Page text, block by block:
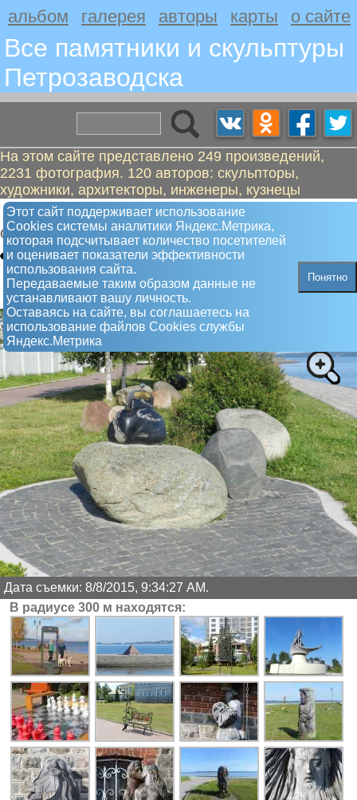
альбом галерея авторы карты о сайте
Все памятники и скульптуры
Петрозаводскa
На этом сайте представлено 249 произведений,
2231 фотография. 120 авторов: скульпторы,
художники, архитекторы, инженеры, кузнецы
Этот сайт поддерживает использование
Сookies системы аналитики Яндекс.Метрика,
которая подсчитывает количество посетителей
и оценивает показатели эффективности
использования сайта.
Передаваемые таким образом данные не
устанавливают вашу личность.
Оставаясь на сайте, вы соглашаетесь на
использование файлов Сookies службы
Яндекс.Метрика
Понятно
Кошелек удачи
Скульптура
Дата съемки: 8/8/2015, 9:34:27 AM.
В радиусе 300 м находятся: